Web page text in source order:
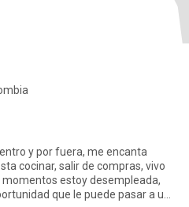
y por fuera, me encanta
cocinar, salir de compras, vivo
estoy desempleada,
que le puede pasar a un